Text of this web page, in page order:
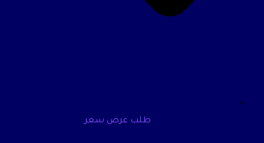
طلب عرض سعر